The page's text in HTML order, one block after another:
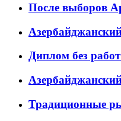
После выборов
Диплом без
Традиционные